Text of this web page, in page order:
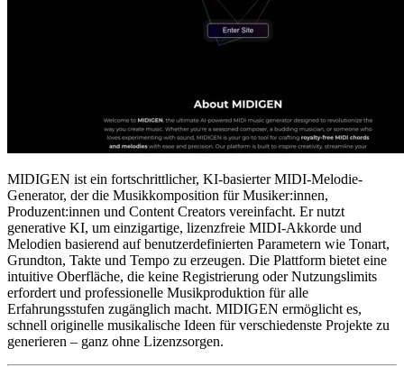
MIDIGEN ist ein fortschrittlicher, KI-basierter MIDI-Melodie-
Generator, der die Musikkomposition für Musiker:innen,
Produzent:innen und Content Creators vereinfacht. Er nutzt
generative KI, um einzigartige, lizenzfreie MIDI-Akkorde und
Melodien basierend auf benutzerdefinierten Parametern wie Tonart,
Grundton, Takte und Tempo zu erzeugen. Die Plattform bietet eine
intuitive Oberfläche, die keine Registrierung oder Nutzungslimits
erfordert und professionelle Musikproduktion für alle
Erfahrungsstufen zugänglich macht. MIDIGEN ermöglicht es,
schnell originelle musikalische Ideen für verschiedenste Projekte zu
generieren – ganz ohne Lizenzsorgen.